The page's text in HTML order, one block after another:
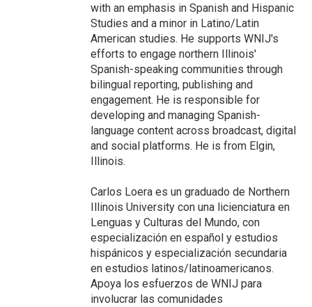
with an emphasis in Spanish and Hispanic
Studies and a minor in Latino/Latin
American studies. He supports WNIJ's
efforts to engage northern Illinois'
Spanish-speaking communities through
bilingual reporting, publishing and
engagement. He is responsible for
developing and managing Spanish-
language content across broadcast, digital
and social platforms. He is from Elgin,
Illinois.
Carlos Loera es un graduado de Northern
Illinois University con una licienciatura en
Lenguas y Culturas del Mundo, con
especialización en español y estudios
hispánicos y especialización secundaria
en estudios latinos/latinoamericanos.
Apoya los esfuerzos de WNIJ para
involucrar las comunidades